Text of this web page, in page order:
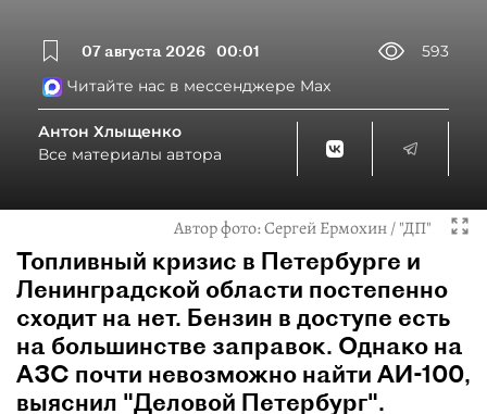
07 августа 2026 00:01
593
Читайте нас в мессенджере Max
Антон Хлыщенко
Все материалы автора
Автор фото:Сергей Ермохин / "ДП"
Топливный кризис в Петербурге и
Ленинградской области постепенно
сходит на нет. Бензин в доступе есть
на большинстве заправок. Однако на
АЗС почти невозможно найти АИ-100,
выяснил "Деловой Петербург".